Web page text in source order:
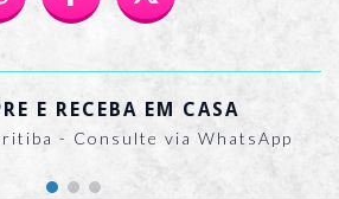
E RECEBA EM CASA
- Consulte via WhatsApp